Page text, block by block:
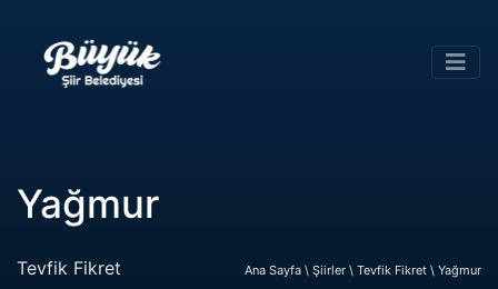
Yağmur
Tevfik Fikret Ana Sayfa \ Şiirler \ Tevfik Fikret \ Yağmur